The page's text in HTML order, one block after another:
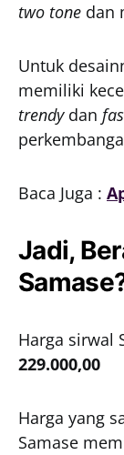
two tone dan
Untuk
memiliki
trendydan
Baca Juga :
Jadi,
Harga sirwal
229.000,00
Harga yang
Samase